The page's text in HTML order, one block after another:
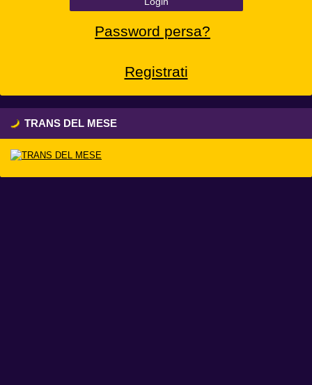
Password persa?
Registrati
TRANS DEL MESE